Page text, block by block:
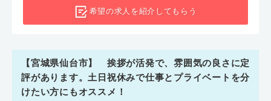
希望の求人を紹介してもらう
【宮城県仙台市】 挨拶が活発で、雰囲気の良さに定
評があります。土日祝休みで仕事とプライベートを分
けたい方にもオススメ！